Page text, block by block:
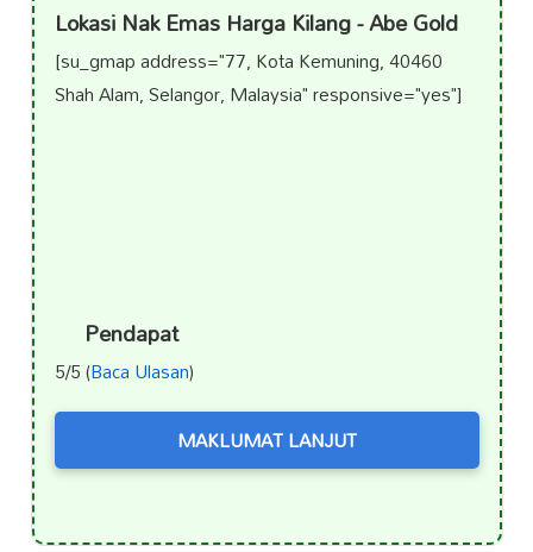
Lokasi Nak Emas Harga Kilang - Abe Gold
[su_gmap address="77, Kota Kemuning, 40460
Shah Alam, Selangor, Malaysia" responsive="yes"]
Pendapat
5/5 (Baca Ulasan)
MAKLUMAT LANJUT